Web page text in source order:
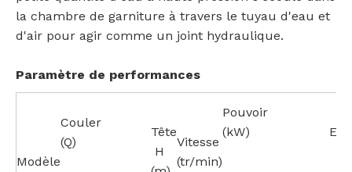
la chambre de garniture à travers le tuyau d'eau et
d'air pour agir comme un joint hydraulique.
Paramètre de performances
Modèle
Couler
(Q)
Tête
H
Vitesse
(tr/min)
Pouvoir
(kW)
EFF